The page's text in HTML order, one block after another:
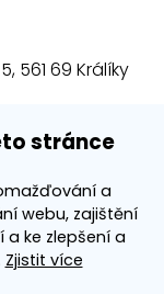
stránce
a
webu, zajištění
ke zlepšení a
Zjistit více
561 69 Králíky